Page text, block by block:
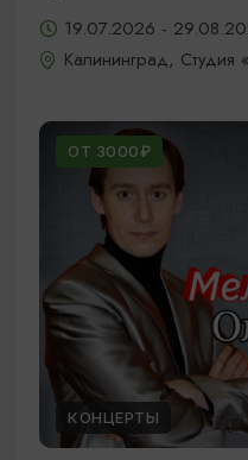
19.07.2026 -
Калининград, Студия
ОТ 3000₽
КОНЦЕРТЫ